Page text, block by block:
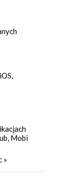
Mobi
»